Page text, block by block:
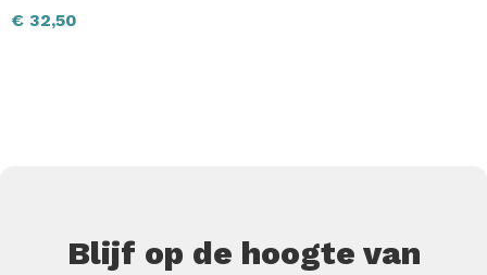
€ 32,50
Blijf op de hoogte van